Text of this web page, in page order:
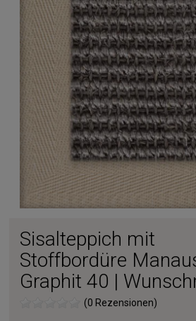
Sisalteppich mit
Stoffbordüre
Graphit 40 |
(0 Rezensionen)